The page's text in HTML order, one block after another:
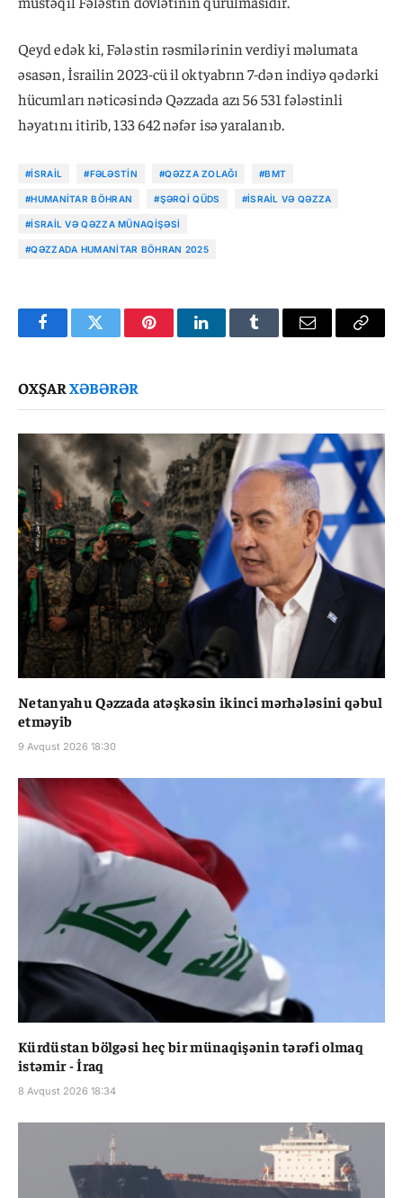
Qeyd edək ki, Fələstin rəsmilərinin verdiyi məlumata
əsasən, İsrailin 2023-cü il oktyabrın 7-dən indiyə qədərki
hücumları nəticəsində Qəzzada azı 56 531 fələstinli
həyatını itirib, 133 642 nəfər isə yaralanıb.
#İSRAIL #FƏLƏSTIN #QƏZZA ZOLAĞI #BMT
#HUMANITAR BÖHRAN #ŞƏRQI QÜDS #İSRAIL VƏ QƏZZA
#İSRAIL VƏ QƏZZA MÜNAQIŞƏSI
#QƏZZADA HUMANITAR BÖHRAN 2025
FacebookTwitter PinterestLinkedInTumblr Email
Copy
OXŞARXƏBƏRƏR
Netanyahu Qəzzada atəşkəsin ikinci mərhələsini qəbul
etməyib
9 Avqust 2026 18:30
Kürdüstan bölgəsi heç bir münaqişənin tərəfi olmaq
istəmir - İraq
8 Avqust 2026 18:34